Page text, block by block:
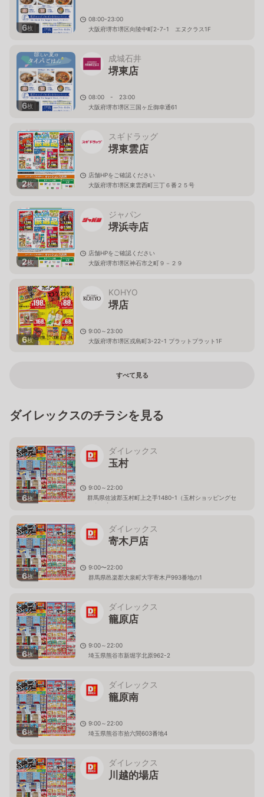
6枚
08:00-23:00
大阪府堺市堺区向陵中町2-7-1 エヌクラス1F
6枚
成城石井
堺東店
08:00 - 23:00
大阪府堺市堺区三国ヶ丘御幸通61
2枚
スギドラッグ
堺東雲店
店舗HPをご確認ください
大阪府堺市堺区東雲西町三丁６番２５号
2枚
ジャパン
堺浜寺店
店舗HPをご確認ください
大阪府堺市堺区神石市之町９－２９
6枚
KOHYO
堺店
9:00～23:00
大阪府堺市堺区戎島町3-22-1 プラットプラット1F
すべて見る
ダイレックスのチラシを見る
6枚
ダイレックス
玉村
9:00～22:00
群馬県佐波郡玉村町上之手1480-1（玉村ショッピングセ
ンター内）
6枚
ダイレックス
寄木戸店
9:00〜22:00
群馬県邑楽郡大泉町大字寄木戸993番地の1
6枚
ダイレックス
籠原店
9:00～22:00
埼玉県熊谷市新堀字北原962-2
6枚
ダイレックス
籠原南
9:00～22:00
埼玉県熊谷市拾六間603番地4
ダイレックス
川越的場店